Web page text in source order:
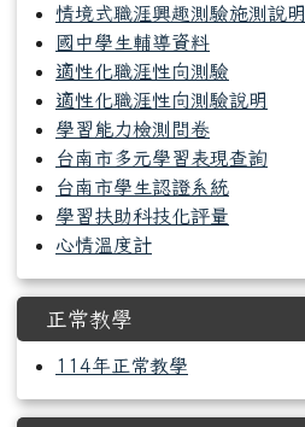
情境式職涯興趣測驗施測說明
國中學生輔導資料
適性化職涯性向測驗
適性化職涯性向測驗說明
學習能力檢測問卷
台南市多元學習表現查詢
台南市學生認證系統
學習扶助科技化評量
心情溫度計
正常教學
114年正常教學